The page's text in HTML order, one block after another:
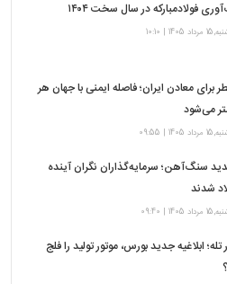
فولادمبارکه در سال سخت ۱۴۰۴
| 10:10
برای معادن ایران؛ فاصله ایمنی با جهان هر
می‌شود
| 09:55
سنگ‌آهن؛ سرمایه‌گذاران نگران آینده
شدند
| 09:40
تله؛ ابلاغیه جدید بورس، موتور تولید را فلج